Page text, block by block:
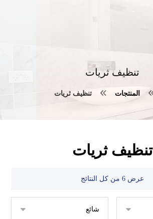
تنظيف ثريات
المنتجات تنظيف ثريات
تنظيف ثريات
عرض ⁦6⁩ من كل النتائج